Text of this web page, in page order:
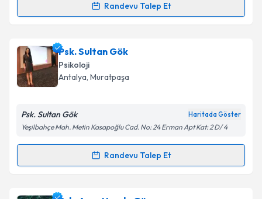
Takvim Talebini Gönder
Randevu Talep Et
Randevu Takvimi Talebi
Pedagog Büşra Nur Küçük
talebi oluşturun. Size bu uzmandan randevu almanız
için bir takvim hazırlandığında e-posta ile
bilgilendireceğiz.
Kişisel verilerimin işlenmesine ilişkinAydınlatma
kapsamda işlenmesini kabul ediyorum.
Psk. Sultan Gök
Psikoloji
Antalya, Muratpaşa
Psk. Sultan Gök Haritada Göster
Yeşilbahçe Mah. Metin Kasapoğlu Cad. No: 24 Erman Apt Kat: 2 D/ 4
Randevu Talep Et
Randevu Takvimi Talebi